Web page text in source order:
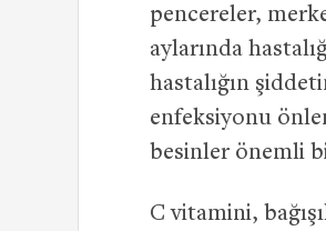
pencereler,
aylarında
hastalığın
enfeksiyonu
besinler önemli
C vitamini,